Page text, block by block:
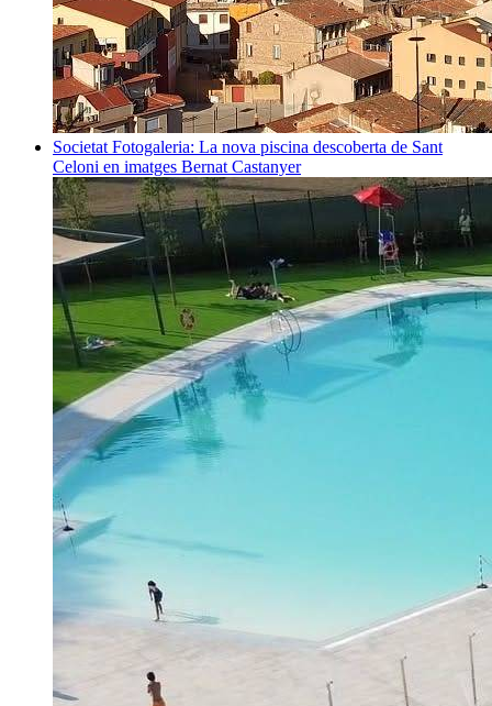
Societat Fotogaleria: La nova piscina descoberta de Sant
Celoni en imatges Bernat Castanyer